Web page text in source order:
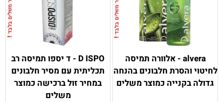
alvera - אלוורה תמיסה
לחיטוי והסרת חלבונים בהנחה
גדולה בקנייה כמוצר משלים
D ISPO - ד יספו תמיסה רב
תכליתית עם מסיר חלבונים
במחיר זול ברכישה כמוצר
משלים